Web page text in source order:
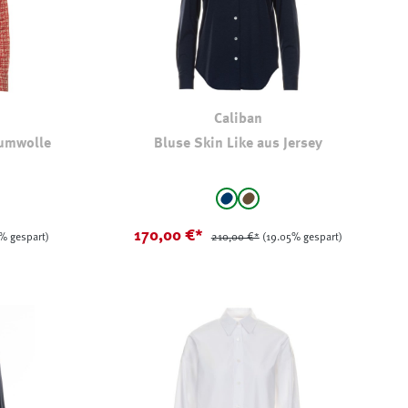
gespart)
Caliban
Bluse Skin Like aus Jersey
auswählen
marinebraun
(Diese Option ist zurzeit
170,00 €* 210,00 €* (19.05% gespart)